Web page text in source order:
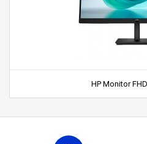
HP Monitor FHD